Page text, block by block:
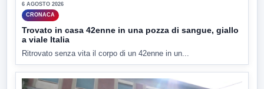
6 AGOSTO 2026
CRONACA
Trovato in casa 42enne in una pozza di sangue, giallo
a viale Italia
Ritrovato senza vita il corpo di un 42enne in un...